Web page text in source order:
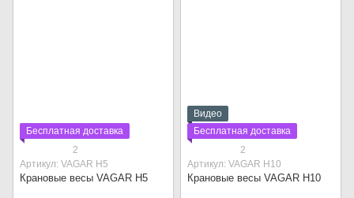
Бесплатная доставка
2
Артикул: VAGAR Н5
Крановые весы VAGAR Н5
Видео
Бесплатная доставка
2
Артикул: VAGAR Н10
Крановые весы VAGAR Н10